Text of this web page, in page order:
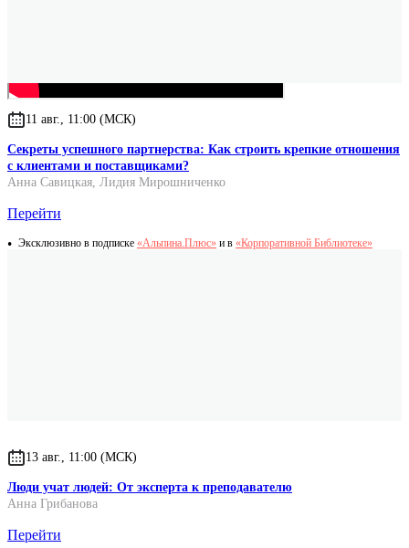
11 авг., 11:00 (МСК)
Секреты успешного партнерства: Как строить крепкие отношения
с клиентами и поставщиками?
Анна Савицкая, Лидия Мирошниченко
Перейти
Эксклюзивно в подписке «Альпина.Плюс» и в «Корпоративной Библиотеке»
13 авг., 11:00 (МСК)
Люди учат людей: От эксперта к преподавателю
Анна Грибанова
Перейти